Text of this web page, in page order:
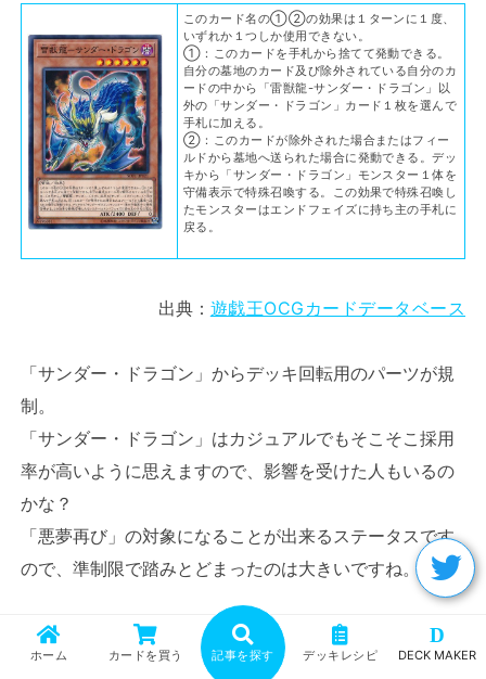
このカード名の①②の効果は１ターンに１度、
いずれか１つしか使用できない。
①：このカードを手札から捨てて発動できる。
自分の墓地のカード及び除外されている自分のカ
ードの中から「雷獣龍-サンダー・ドラゴン」以
外の「サンダー・ドラゴン」カード１枚を選んで
手札に加える。
②：このカードが除外された場合またはフィー
ルドから墓地へ送られた場合に発動できる。デッ
キから「サンダー・ドラゴン」モンスター１体を
守備表示で特殊召喚する。この効果で特殊召喚し
たモンスターはエンドフェイズに持ち主の手札に
戻る。
出典： 遊戯王OCGカードデータベース
「サンダー・ドラゴン」からデッキ回転用のパーツが規
制。
「サンダー・ドラゴン」はカジュアルでもそこそこ採用
率が高いように思えますので、影響を受けた人もいるの
かな？
「悪夢再び」の対象になることが出来るステータスです
ので、準制限で踏みとどまったのは大きいですね。
自分の墓地に存在する守備力０の闇属性モンスタ
ー２体を選択し手札に加える。
ホーム カードを買う 記事を探す デッキレシピ
D
DECK MAKER